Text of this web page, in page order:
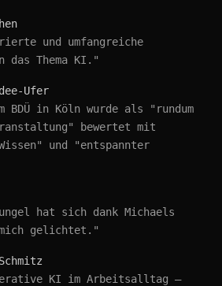
und umfangreiche
das Thema KI."
Ufer
BDÜ in Köln wurde als "rundum
bewertet mit
und "entspannter
hat sich dank Michaels
gelichtet."
KI im Arbeitsalltag –